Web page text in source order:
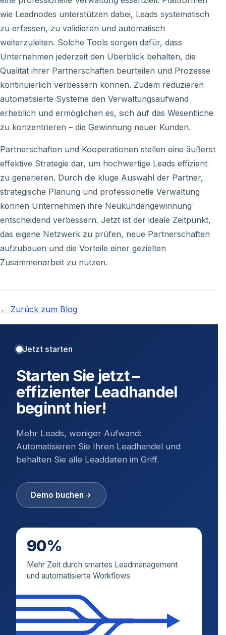
wie Leadnodes unterstützen dabei, Leads systematisch
zu erfassen, zu validieren und automatisch
weiterzuleiten. Solche Tools sorgen dafür, dass
Unternehmen jederzeit den Überblick behalten, die
Qualität ihrer Partnerschaften beurteilen und Prozesse
kontinuierlich verbessern können. Zudem reduzieren
automatisierte Systeme den Verwaltungsaufwand
erheblich und ermöglichen es, sich auf das Wesentliche
zu konzentrieren – die Gewinnung neuer Kunden.
Partnerschaften und Kooperationen stellen eine äußerst
effektive Strategie dar, um hochwertige Leads effizient
zu generieren. Durch die kluge Auswahl der Partner,
strategische Planung und professionelle Verwaltung
können Unternehmen ihre Neukundengewinnung
entscheidend verbessern. Jetzt ist der ideale Zeitpunkt,
das eigene Netzwerk zu prüfen, neue Partnerschaften
aufzubauen und die Vorteile einer gezielten
Zusammenarbeit zu nutzen.
← Zurück zum Blog
Jetzt starten
Starten Sie jetzt –
effizienter Leadhandel
beginnt hier!
Mehr Leads, weniger Aufwand:
Automatisieren Sie Ihren Leadhandel und
behalten Sie alle Leaddaten im Griff.
Demo buchen
90%
Mehr Zeit durch smartes Leadmanagement
und automatisierte Workflows